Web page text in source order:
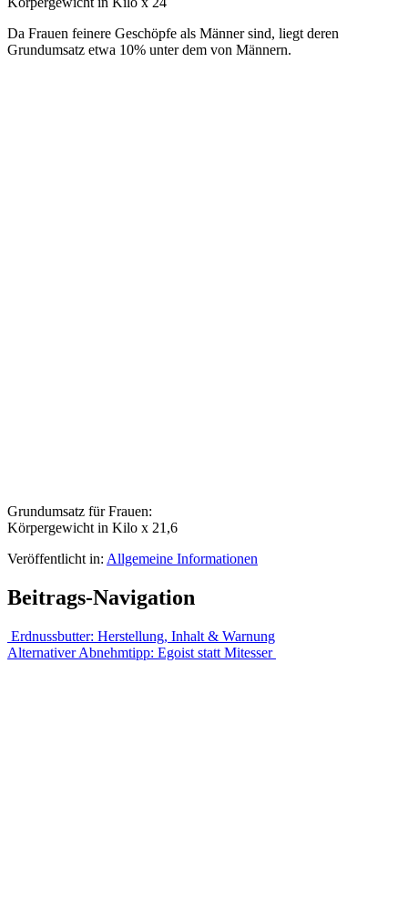
Da Frauen feinere Geschöpfe als Männer sind, liegt deren
Grundumsatz etwa 10% unter dem von Männern.
Grundumsatz für Frauen:
Körpergewicht in Kilo x 21,6
Veröffentlicht in: Allgemeine Informationen
Beitrags-Navigation
Erdnussbutter: Herstellung, Inhalt & Warnung
Alternativer Abnehmtipp: Egoist statt Mitesser